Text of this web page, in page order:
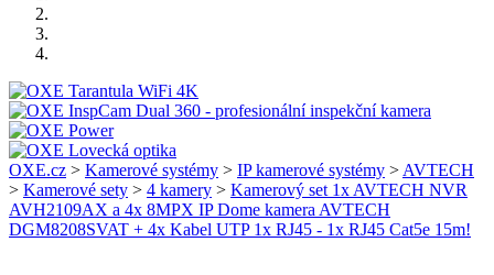
OXE.cz > Kamerové systémy > IP kamerové systémy > AVTECH
> Kamerové sety > 4 kamery > Kamerový set 1x AVTECH NVR
AVH2109AX a 4x 8MPX IP Dome kamera AVTECH
DGM8208SVAT + 4x Kabel UTP 1x RJ45 - 1x RJ45 Cat5e 15m!